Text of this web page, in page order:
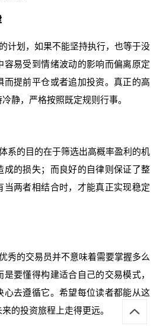
划，如果不能坚持执行，也等于没
容易受到情绪波动的影响而偏离原定
而提前平仓或者追加投资。真正的高
静，严格按照既定规则行事。
的目的在于筛选出高概率盈利的机
成的损失；而良好的自律则保证了整
当两者相结合时，才能真正实现稳定
的交易员并不意味着需要掌握多么
要懂得构建适合自己的交易模式，
心去遵循它。希望每位读者都能从这
的投资旅程上走得更远。